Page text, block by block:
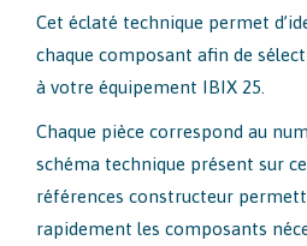
Cet éclaté technique permet
chaque composant afin de
à votre équipement IBIX 25.
Chaque pièce correspond au
schéma technique présent sur
références constructeur
rapidement les composants